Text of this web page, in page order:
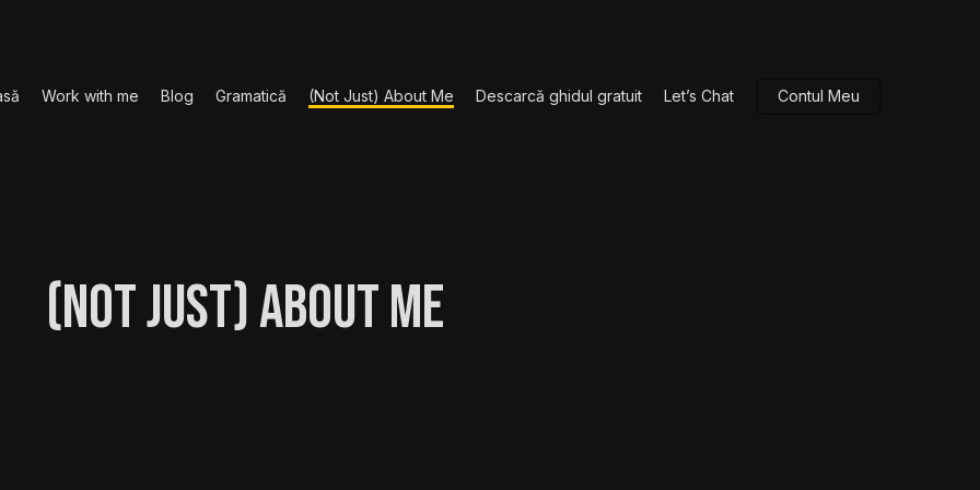
Work with me Blog Gramatică (Not Just) About Me Descarcă ghidul gratuit Let’s Chat Contul Meu
(Not Just) About Me